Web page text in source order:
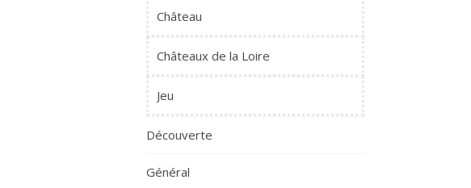
Château
Châteaux de la Loire
Jeu
Découverte
Général